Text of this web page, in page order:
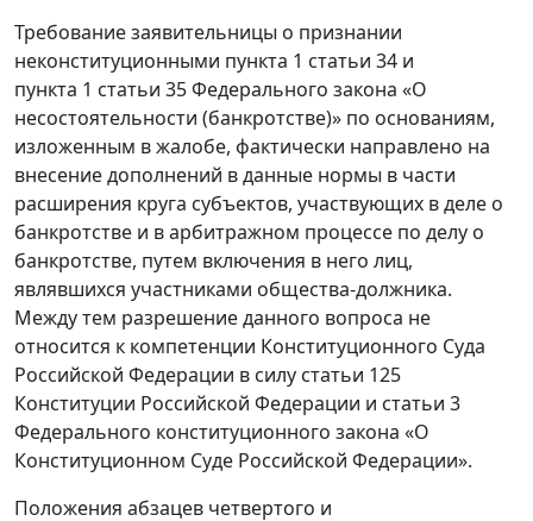
Требование заявительницы о признании
неконституционными пункта 1 статьи 34 и
пункта 1 статьи 35 Федерального закона «О
несостоятельности (банкротстве)» по основаниям,
изложенным в жалобе, фактически направлено на
внесение дополнений в данные нормы в части
расширения круга субъектов, участвующих в деле о
банкротстве и в арбитражном процессе по делу о
банкротстве, путем включения в него лиц,
являвшихся участниками общества-должника.
Между тем разрешение данного вопроса не
относится к компетенции Конституционного Суда
Российской Федерации в силу статьи 125
Конституции Российской Федерации и статьи 3
Федерального конституционного закона «О
Конституционном Суде Российской Федерации».
Положения абзацев четвертого и